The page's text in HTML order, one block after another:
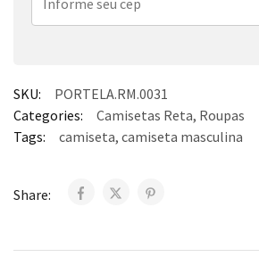
SKU:
PORTELA.RM.0031
Categories:
Camisetas Reta, Roupas
Tags:
camiseta, camiseta masculina
Share: